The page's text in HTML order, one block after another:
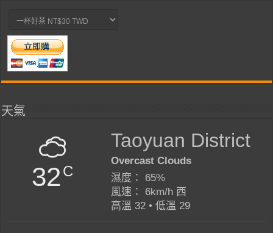
天氣
32C
Taoyuan District
Overcast Clouds
濕度： 65%
風速： 6km/h 西
高溫 32 • 低溫 29